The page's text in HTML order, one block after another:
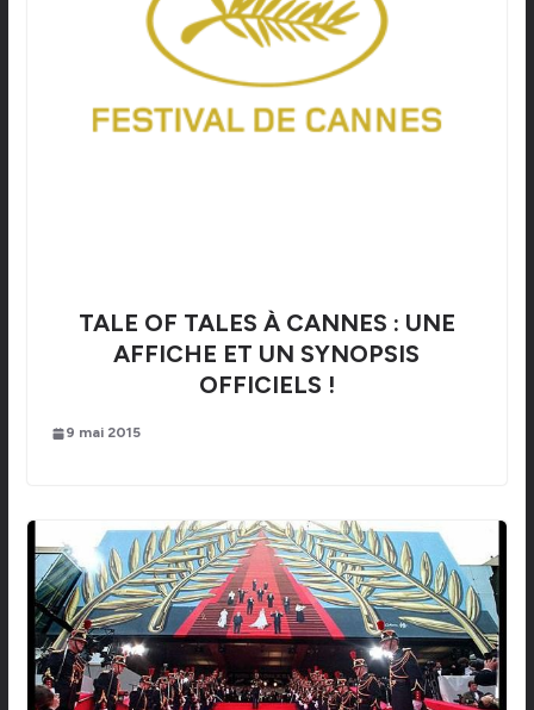
TALE OF TALES À CANNES : UNE
AFFICHE ET UN SYNOPSIS
OFFICIELS !
9 mai 2015